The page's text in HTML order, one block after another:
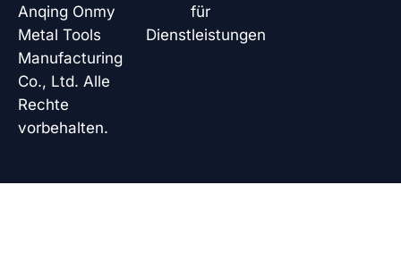
Anqing Onmy
Metal Tools
Manufacturing
Co., Ltd. Alle
Rechte
vorbehalten.
für
Dienstleistungen